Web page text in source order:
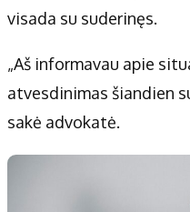
visada su suderinęs.
„Aš informavau apie
atvesdinimas šiandien
sakė advokatė.